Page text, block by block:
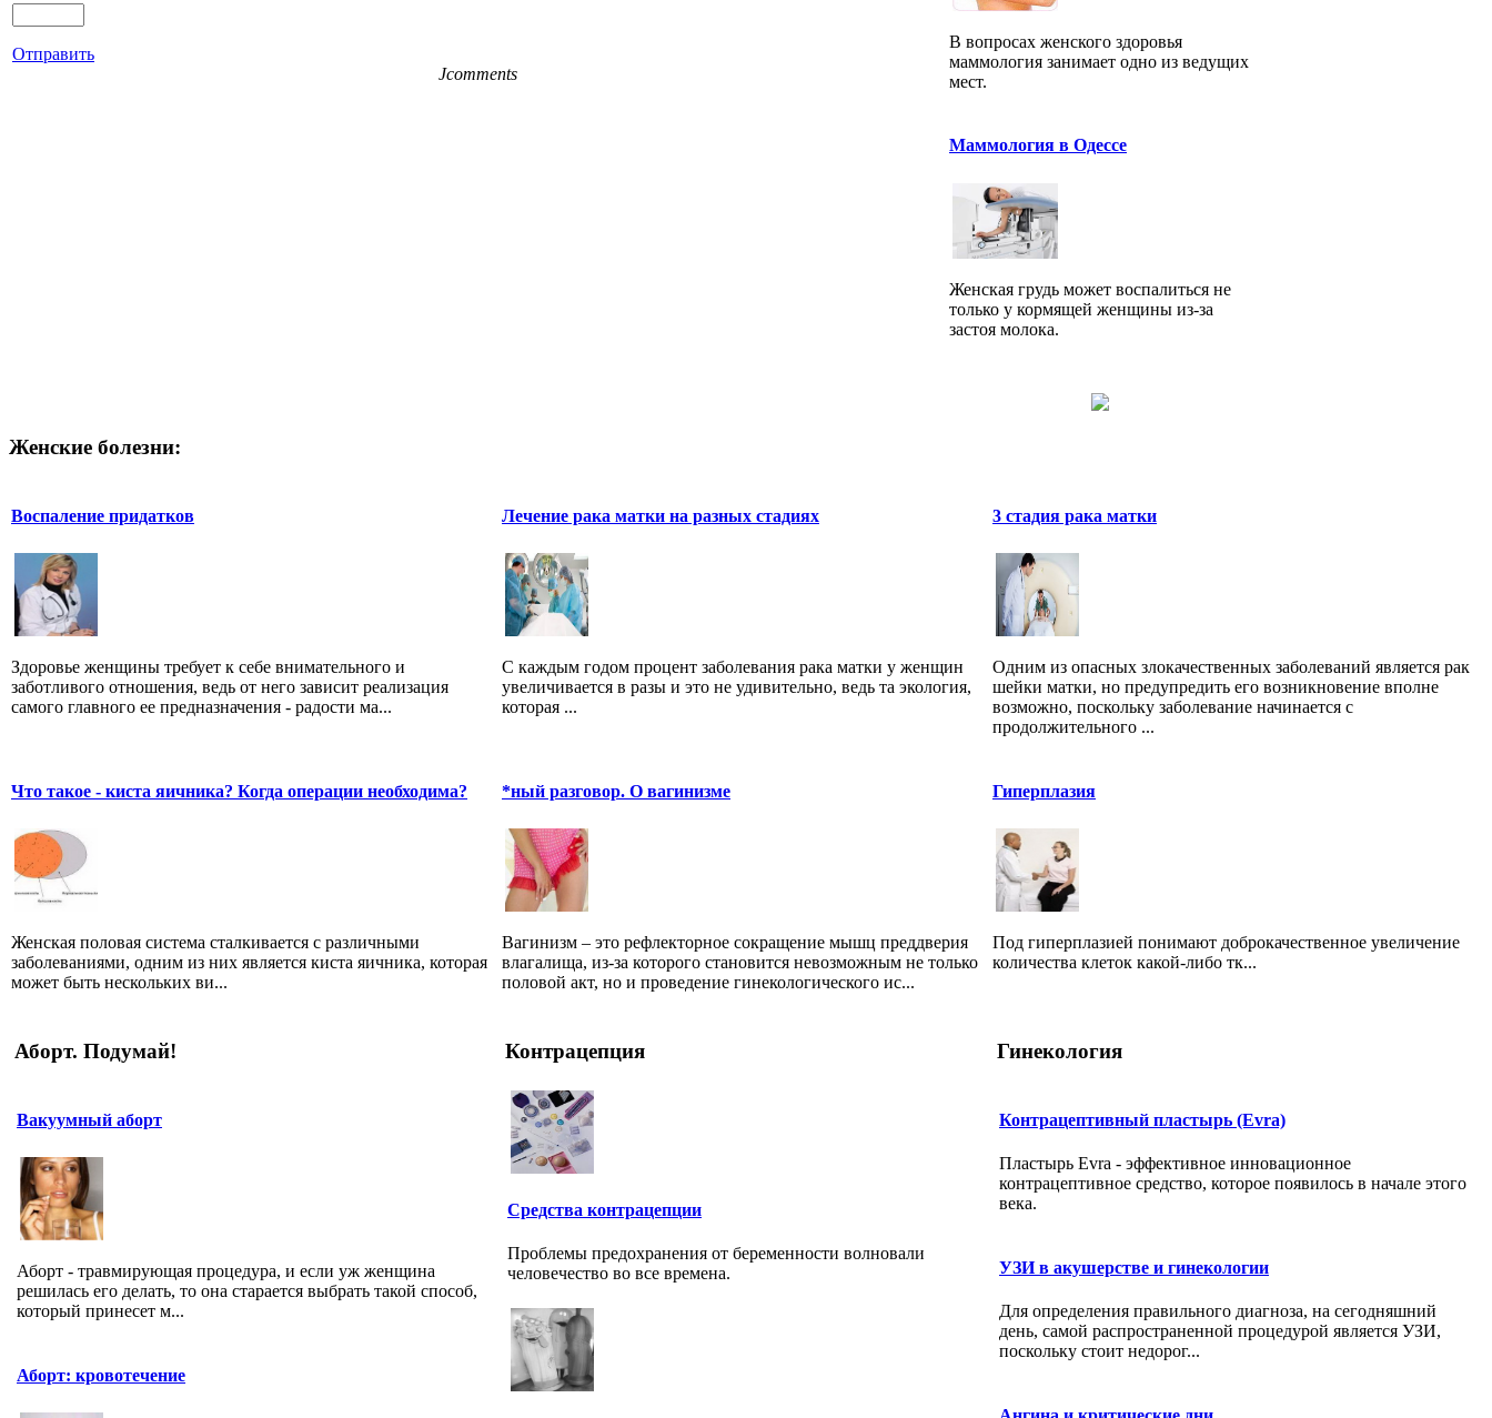
Отправить
Jcomments
В вопросах женского здоровья
маммология занимает одно из ведущих
мест.
Маммология в Одессе
Женская грудь может воспалиться не
только у кормящей женщины из-за
застоя молока.
Женские болезни:
Воспаление придатков
Здоровье женщины требует к себе внимательного и
заботливого отношения, ведь от него зависит реализация
самого главного ее предназначения - радости ма...
Лечение рака матки на разных стадиях
С каждым годом процент заболевания рака матки у женщин
увеличивается в разы и это не удивительно, ведь та экология,
которая ...
3 стадия рака матки
Одним из опасных злокачественных заболеваний является рак
шейки матки, но предупредить его возникновение вполне
возможно, поскольку заболевание начинается с
продолжительного ...
Что такое - киста яичника? Когда операции необходима?
Женская половая система сталкивается с различными
заболеваниями, одним из них является киста яичника, которая
может быть нескольких ви...
*ный разговор. О вагинизме
Вагинизм – это рефлекторное сокращение мышц преддверия
влагалища, из-за которого становится невозможным не только
половой акт, но и проведение гинекологического ис...
Гиперплазия
Под гиперплазией понимают доброкачественное увеличение
количества клеток какой-либо тк...
Аборт. Подумай!
Вакуумный аборт
Аборт - травмирующая процедура, и если уж женщина
решилась его делать, то она старается выбрать такой способ,
который принесет м...
Аборт: кровотечение
Контрацепция
Средства контрацепции
Проблемы предохранения от беременности волновали
человечество во все времена.
Гинекология
Контрацептивный пластырь (Evra)
Пластырь Evra - эффективное инновационное
контрацептивное средство, которое появилось в начале этого
века.
УЗИ в акушерстве и гинекологии
Для определения правильного диагноза, на сегодняшний
день, самой распространенной процедурой является УЗИ,
поскольку стоит недорог...